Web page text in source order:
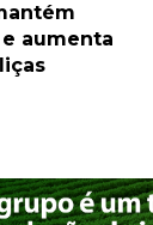
aumenta